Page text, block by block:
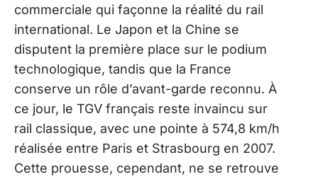
commerciale qui façonne la réalité du rail
international. Le Japon et la Chine se
disputent la première place sur le podium
technologique, tandis que la France
conserve un rôle d’avant-garde reconnu. À
ce jour, le TGV français reste invaincu sur
rail classique, avec une pointe à 574,8 km/h
réalisée entre Paris et Strasbourg en 2007.
Cette prouesse, cependant, ne se retrouve